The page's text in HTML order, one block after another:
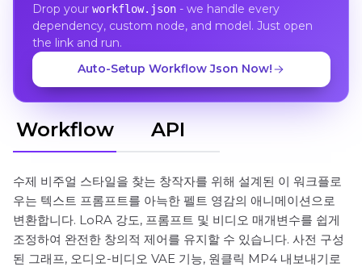
Drop your workflow.json- we handle every
dependency, custom node, and model. Just open
the link and run.
Auto-Setup Workflow Json Now!
Workflow API
수제 비주얼 스타일을 찾는 창작자를 위해 설계된 이 워크플로
우는 텍스트 프롬프트를 아늑한 펠트 영감의 애니메이션으로
변환합니다. LoRA 강도, 프롬프트 및 비디오 매개변수를 쉽게
조정하여 완전한 창의적 제어를 유지할 수 있습니다. 사전 구성
된 그래프, 오디오-비디오 VAE 기능, 원클릭 MP4 내보내기로